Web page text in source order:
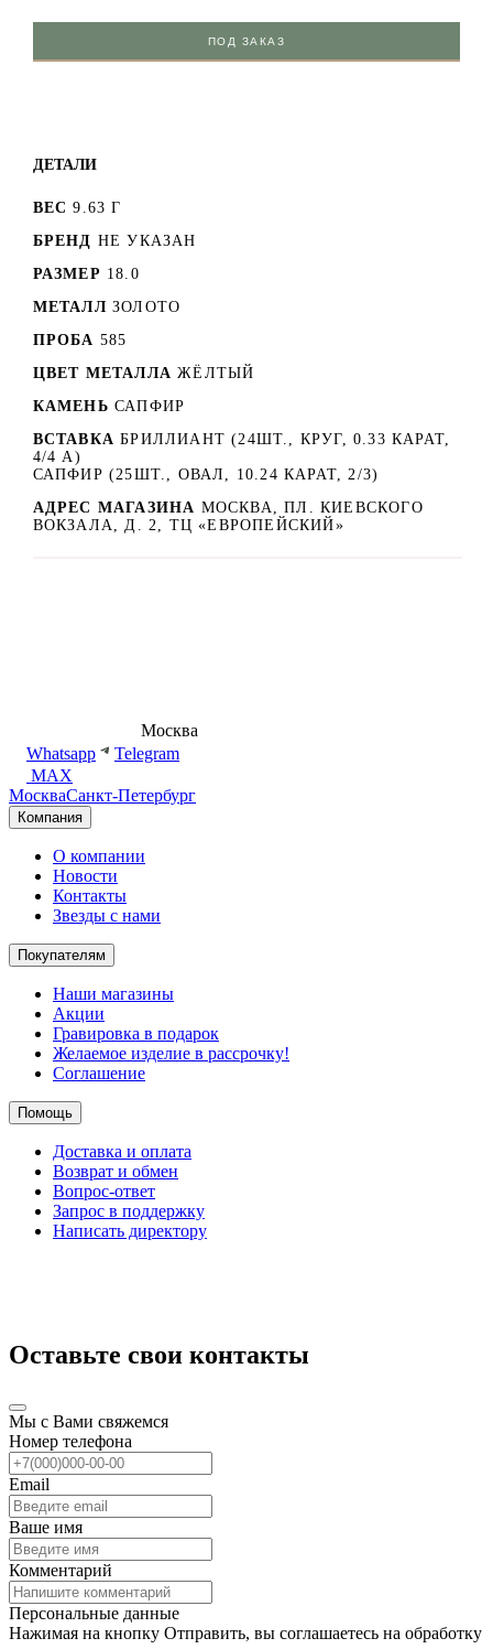
ПОД ЗАКАЗ
ДЕТАЛИ
ВЕС 9.63 Г
БРЕНД НЕ УКАЗАН
РАЗМЕР 18.0
МЕТАЛЛ ЗОЛОТО
ПРОБА 585
ЦВЕТ МЕТАЛЛА ЖЁЛТЫЙ
КАМЕНЬ САПФИР
ВСТАВКА БРИЛЛИАНТ (24ШТ., КРУГ, 0.33 КАРАТ,
4/4 А)
САПФИР (25ШТ., ОВАЛ, 10.24 КАРАТ, 2/3)
АДРЕС МАГАЗИНА МОСКВА, ПЛ. КИЕВСКОГО
ВОКЗАЛА, Д. 2, ТЦ «ЕВРОПЕЙСКИЙ»
Москва
Whatsapp
Telegram
MAX
МоскваСанкт-Петербург
Компания
О компании
Новости
Контакты
Звезды с нами
Покупателям
Наши магазины
Акции
Гравировка в подарок
Желаемое изделие в рассрочку!
Соглашение
Помощь
Доставка и оплата
Возврат и обмен
Вопрос-ответ
Запрос в поддержку
Написать директору
Оставьте свои контакты
Мы с Вами свяжемся
Номер телефона
Email
Ваше имя
Комментарий
Персональные данные
Нажимая на кнопку Отправить, вы соглашаетесь на обработку